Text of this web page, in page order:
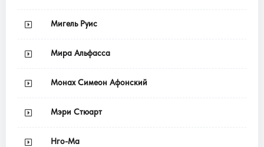
Мигель Руис
Мира Альфасса
Монах Симеон Афонский
Мэри Стюарт
Нго-Ма